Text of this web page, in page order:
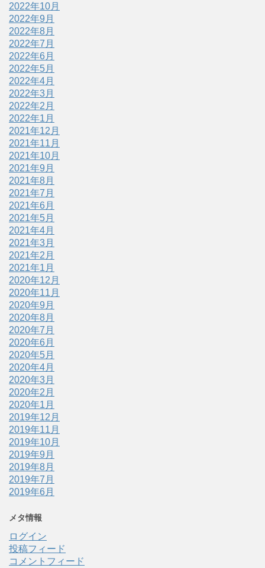
2022年10月
2022年9月
2022年8月
2022年7月
2022年6月
2022年5月
2022年4月
2022年3月
2022年2月
2022年1月
2021年12月
2021年11月
2021年10月
2021年9月
2021年8月
2021年7月
2021年6月
2021年5月
2021年4月
2021年3月
2021年2月
2021年1月
2020年12月
2020年11月
2020年9月
2020年8月
2020年7月
2020年6月
2020年5月
2020年4月
2020年3月
2020年2月
2020年1月
2019年12月
2019年11月
2019年10月
2019年9月
2019年8月
2019年7月
2019年6月
メタ情報
ログイン
投稿フィード
コメントフィード